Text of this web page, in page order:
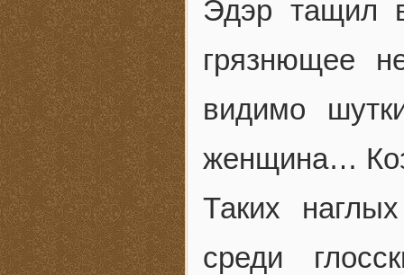
Эдэр тащил
грязнющее
видимо
женщина…
Таких
среди